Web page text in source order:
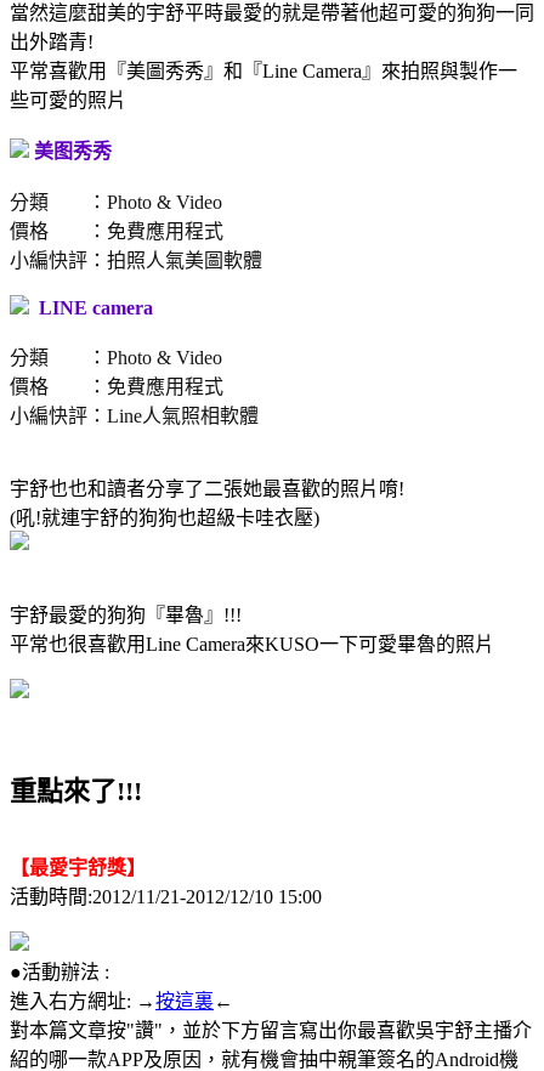
當然這麼甜美的宇舒平時最愛的就是帶著他超可愛的狗狗一同
出外踏青!
平常喜歡用『美圖秀秀』和『Line Camera』來拍照與製作一
些可愛的照片
美图秀秀
分類 ：Photo & Video
價格 ：免費應用程式
小編快評：拍照人氣美圖軟體
LINE camera
分類 ：Photo & Video
價格 ：免費應用程式
小編快評：Line人氣照相軟體
宇舒也也和讀者分享了二張她最喜歡的照片唷!
(吼!就連宇舒的狗狗也超級卡哇衣壓)
宇舒最愛的狗狗『畢魯』!!!
平常也很喜歡用Line Camera來KUSO一下可愛畢魯的照片
重點來了!!!
【最愛宇舒獎】
活動時間:2012/11/21-2012/12/10 15:00
●活動辦法 :
進入右方網址: →按這裏←
對本篇文章按"讚"，並於下方留言寫出你最喜歡吳宇舒主播介
紹的哪一款APP及原因，就有機會抽中親筆簽名的Android機